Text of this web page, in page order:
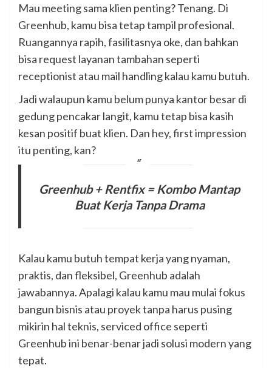
Mau meeting sama klien penting? Tenang. Di
Greenhub, kamu bisa tetap tampil profesional.
Ruangannya rapih, fasilitasnya oke, dan bahkan
bisa request layanan tambahan seperti
receptionist atau mail handling kalau kamu butuh.
Jadi walaupun kamu belum punya kantor besar di
gedung pencakar langit, kamu tetap bisa kasih
kesan positif buat klien. Dan hey, first impression
itu penting, kan?
Greenhub + Rentfix = Kombo Mantap
Buat Kerja Tanpa Drama
Kalau kamu butuh tempat kerja yang nyaman,
praktis, dan fleksibel, Greenhub adalah
jawabannya. Apalagi kalau kamu mau mulai fokus
bangun bisnis atau proyek tanpa harus pusing
mikirin hal teknis, serviced office seperti
Greenhub ini benar-benar jadi solusi modern yang
tepat.